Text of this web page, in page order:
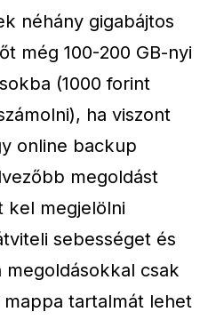
néhány gigabájtos
még 100-200 GB-nyi
(1000 forint
ha viszont
online backup
megoldást
kel megjelölni
sebességet és
csak
tartalmát lehet